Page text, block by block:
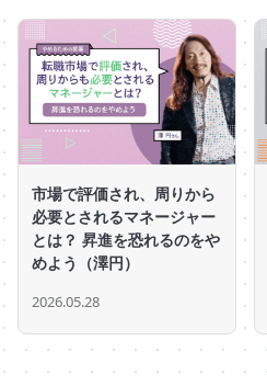
市場で評価され、周りから
必要とされるマネージャー
とは？ 昇進を恐れるのをや
めよう（澤円）
2026.05.28